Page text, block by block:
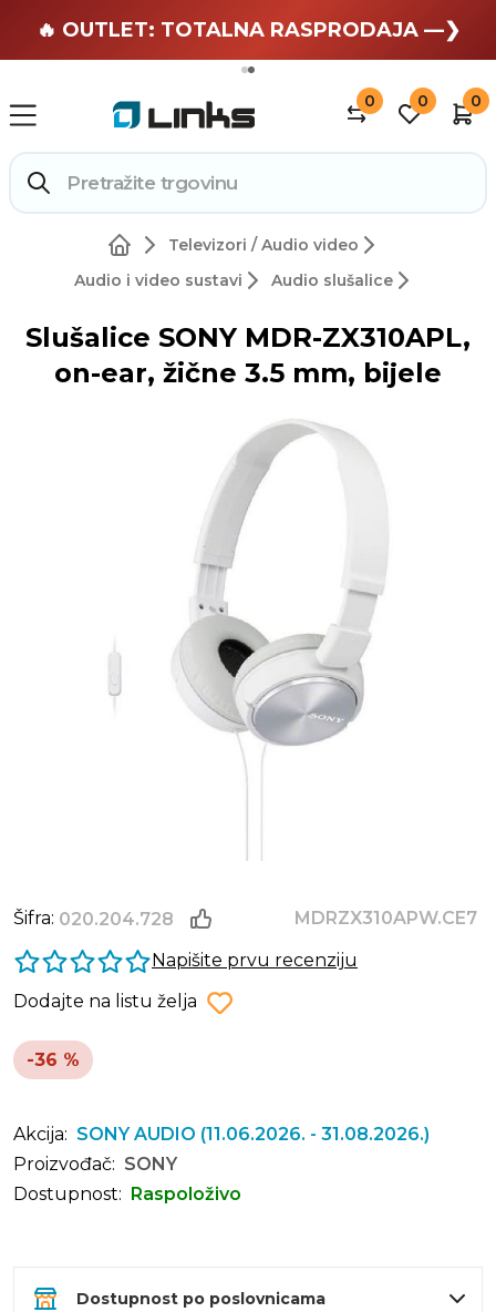
🏄 Zaslužuješ odmor —❯
🔥 OUTLET: TOTALNA RASPRODAJA —❯
0 0 0
Televizori / Audio video
Audio i video sustavi
Audio slušalice
Slušalice SONY MDR-ZX310APL,
on-ear, žične 3.5 mm, bijele
Šifra: 020.204.728
MDRZX310APW.CE7
Napišite prvu recenziju
Dodajte na listu želja
-36 %
Akcija: SONY AUDIO (11.06.2026. - 31.08.2026.)
Proizvođač: SONY
Dostupnost:
Raspoloživo
Dostupnost po poslovnicama